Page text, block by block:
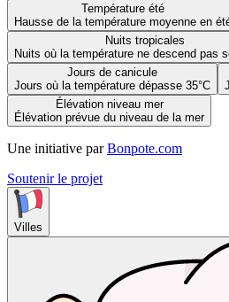
Température été
Hausse de la température moyenne en
Nuits tropicales
Nuits où la température ne descend pas
Jours de canicule
Jours où la température dépasse 35°C
Élévation niveau mer
Élévation prévue du niveau de la mer
Une initiative par Bonpote.com
Soutenir le projet
Villes